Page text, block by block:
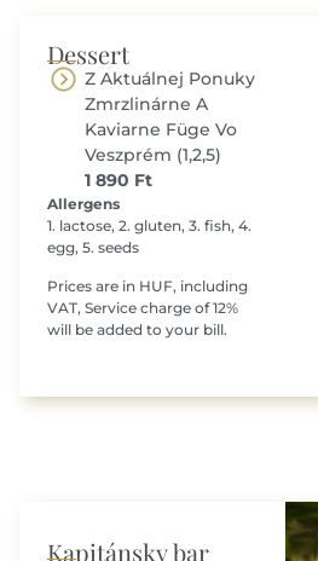
Dessert
Z Aktuálnej Ponuky
Zmrzlinárne A
Kaviarne Füge Vo
Veszprém (1,2,5)
1 890 Ft
Allergens
1. lactose, 2. gluten, 3. fish, 4.
egg, 5. seeds
Prices are in HUF, including
VAT, Service charge of 12%
will be added to your bill.
Kapitánsky bar